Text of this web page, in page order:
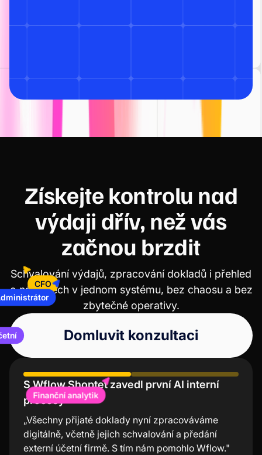
Získejte kontrolu nad
výdaji dřív, než vás
začnou brzdit
CFO
Administrátor
Schvalování výdajů, zpracování dokladů i přehled
o nákladech v jednom systému, bez chaosu a bez
zbytečné operativy.
Domluvit konzultaci
Finanční analytik
S Wflow Shoptet zavedl první AI interní
procesy
„Všechny přijaté doklady nyní zpracováváme
digitálně, včetně jejich schvalování a předání
externí účetní firmě. S tím nám pomohlo Wflow."
Účení Lindt chválí nízkou chybovost a
úsporu času
“Mobilní aplikace Wflow je nejjednodušší a
nejrychlejší nástroj na schvalování faktur. Velmi
oceňuji, že nemusím při každé transakci složitě